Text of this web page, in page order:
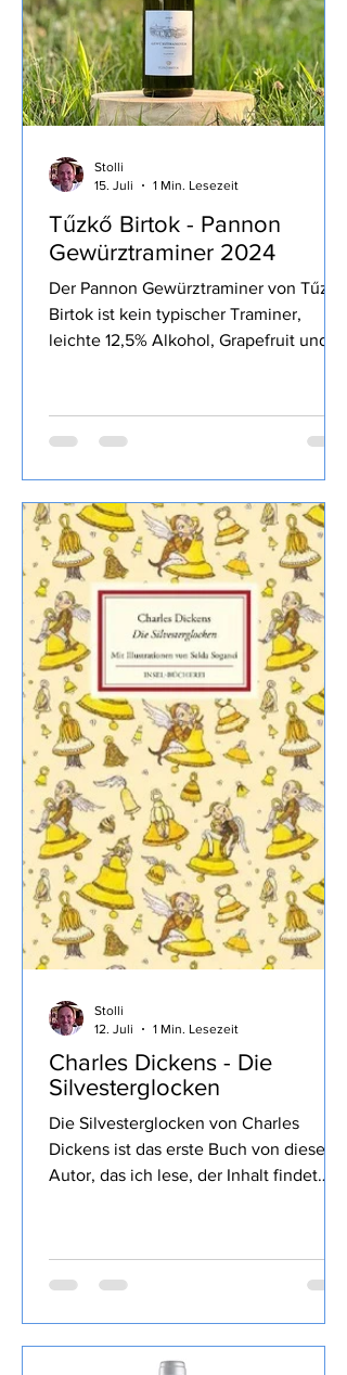
heute zur Bur
Tűzkő Birtok - Pannon
Gewürztraminer 2024
Der Pannon Gewürztraminer von Tűzkő
Birtok ist kein typischer Traminer,
15. Juli
1 Min. Lesezeit
Charles Dickens - Die
Silvesterglocken
Die Silvesterglocken von Charles
Dickens ist das erste Buch von diesem
Books, mein Fazit: Nun, ich kannte
bisher nur die Weihnachtsgeschichte
doch der Schreibstil sehr verwirrend mit
vielen negativen Protagonisten und
12. Juli
1 Min. Lesezeit